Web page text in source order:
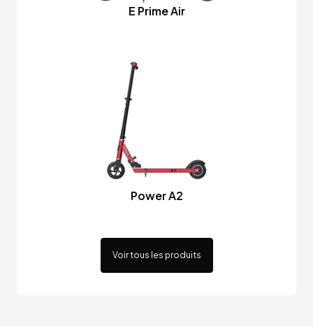
E Prime Air
Power A2
Voir tous les produits